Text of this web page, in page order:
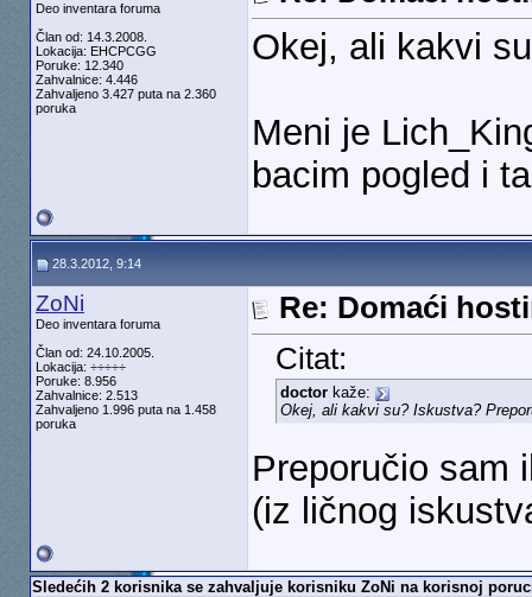
Deo inventara foruma
Član od: 14.3.2008.
Lokacija: EHCPCGG
Poruke: 12.340
Zahvalnice: 4.446
Zahvaljeno 3.427 puta na 2.360
poruka
Okej, ali kakvi
Meni je
bacim pogled i
28.3.2012, 9:14
ZoNi
Deo inventara foruma
Član od: 24.10.2005.
Lokacija: ÷÷÷÷÷
Poruke: 8.956
Zahvalnice: 2.513
Zahvaljeno 1.996 puta na 1.458
poruka
Re: Domaći
Citat:
doctorkaže:
Okej, ali kakvi su? Iskustva?
Preporučio sam
(iz ličnog
Sledećih 2 korisnika se zahvaljuje korisniku ZoNi na korisnoj